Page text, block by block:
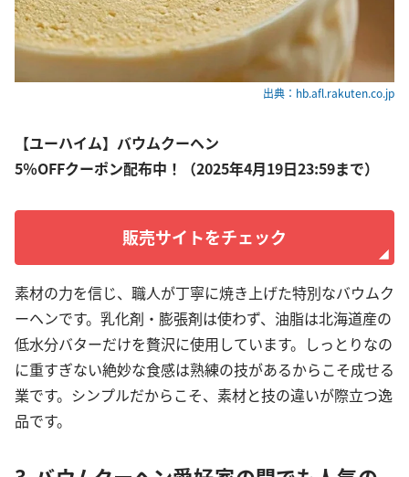
出典：hb.afl.rakuten.co.jp
【ユーハイム】バウムクーヘン
5％OFFクーポン配布中！（2025年4月19日23:59まで）
販売サイトをチェック
素材の力を信じ、職人が丁寧に焼き上げた特別なバウムク
ーヘンです。乳化剤・膨張剤は使わず、油脂は北海道産の
低水分バターだけを贅沢に使用しています。しっとりなの
に重すぎない絶妙な食感は熟練の技があるからこそ成せる
業です。シンプルだからこそ、素材と技の違いが際立つ逸
品です。